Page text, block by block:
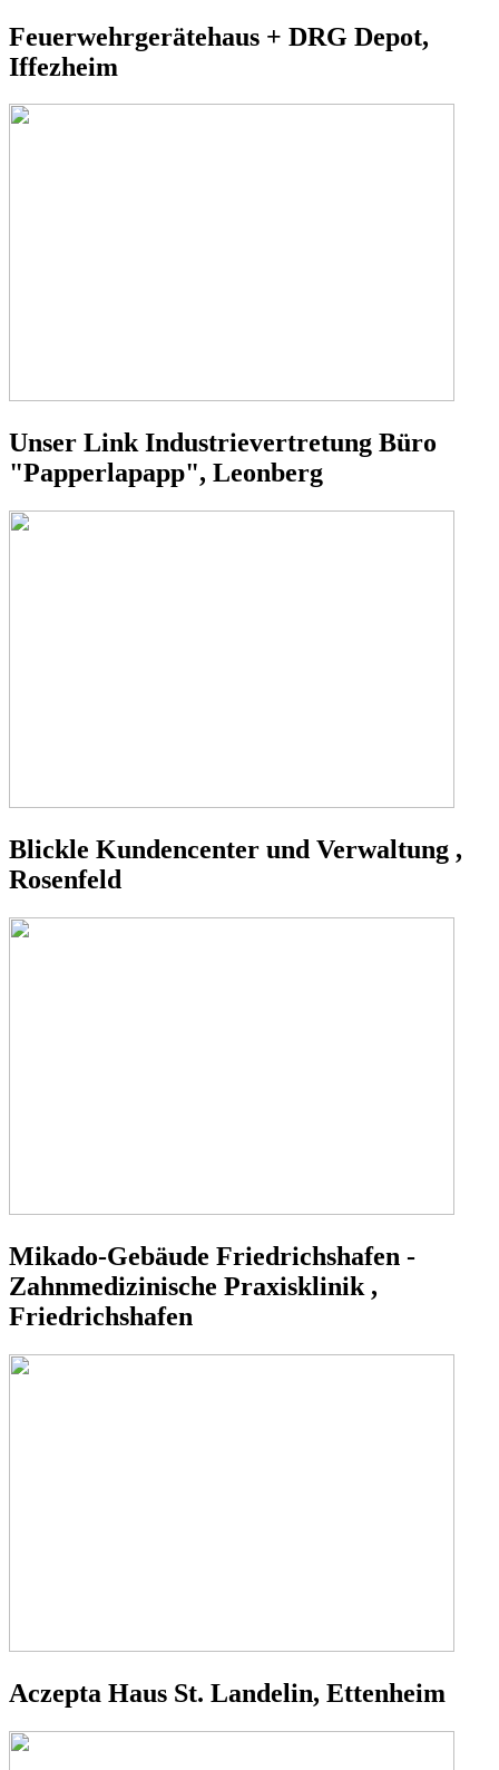
Feuerwehrgerätehaus + DRG Depot,
Iffezheim
Unser Link Industrievertretung Büro
"Papperlapapp", Leonberg
Blickle Kundencenter und Verwaltung ,
Rosenfeld
Mikado-Gebäude Friedrichshafen -
Zahnmedizinische Praxisklinik ,
Friedrichshafen
Aczepta Haus St. Landelin, Ettenheim